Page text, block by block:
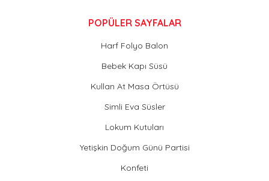
POPÜLER SAYFALAR
Harf Folyo Balon
Bebek Kapı Süsü
Kullan At Masa Örtüsü
Simli Eva Süsler
Lokum Kutuları
Yetişkin Doğum Günü Partisi
Konfeti